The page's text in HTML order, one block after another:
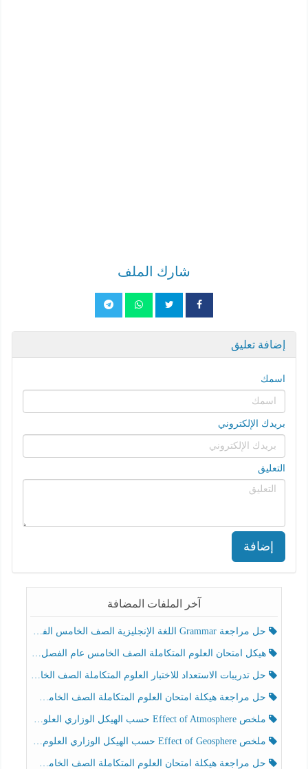
شارك الملف
إضافة تعليق
اسمك
بريدك الإلكتروني
التعليق
إضافة
آخر الملفات المضافة
حل مراجعة Grammar اللغة الإنجليزية الصف الخامس الفصل الثالث
هيكل امتحان العلوم المتكاملة الصف الخامس عام الفصل الدراسي الثالث 2025-2026
حل تدريبات الاستعداد للاختبار العلوم المتكاملة الصف الخامس عام الفصل الثالث
حل مراجعة هيكلة امتحان العلوم المتكاملة الصف الخامس انسبير الفصل الثالث
ملخص Effect of Atmosphere حسب الهيكل الوزاري العلوم المتكاملة الصف الخامس انسبير الفصل الثالث
ملخص Effect of Geosphere حسب الهيكل الوزاري العلوم المتكاملة الصف الخامس انسبير الفصل الثالث
حل مراجعة هيكلة امتحان العلوم المتكاملة الصف الخامس عام الفصل الثالث